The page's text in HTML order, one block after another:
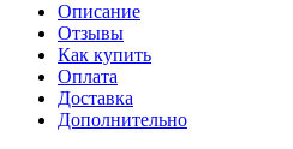
Описание
Отзывы
Как купить
Оплата
Доставка
Дополнительно